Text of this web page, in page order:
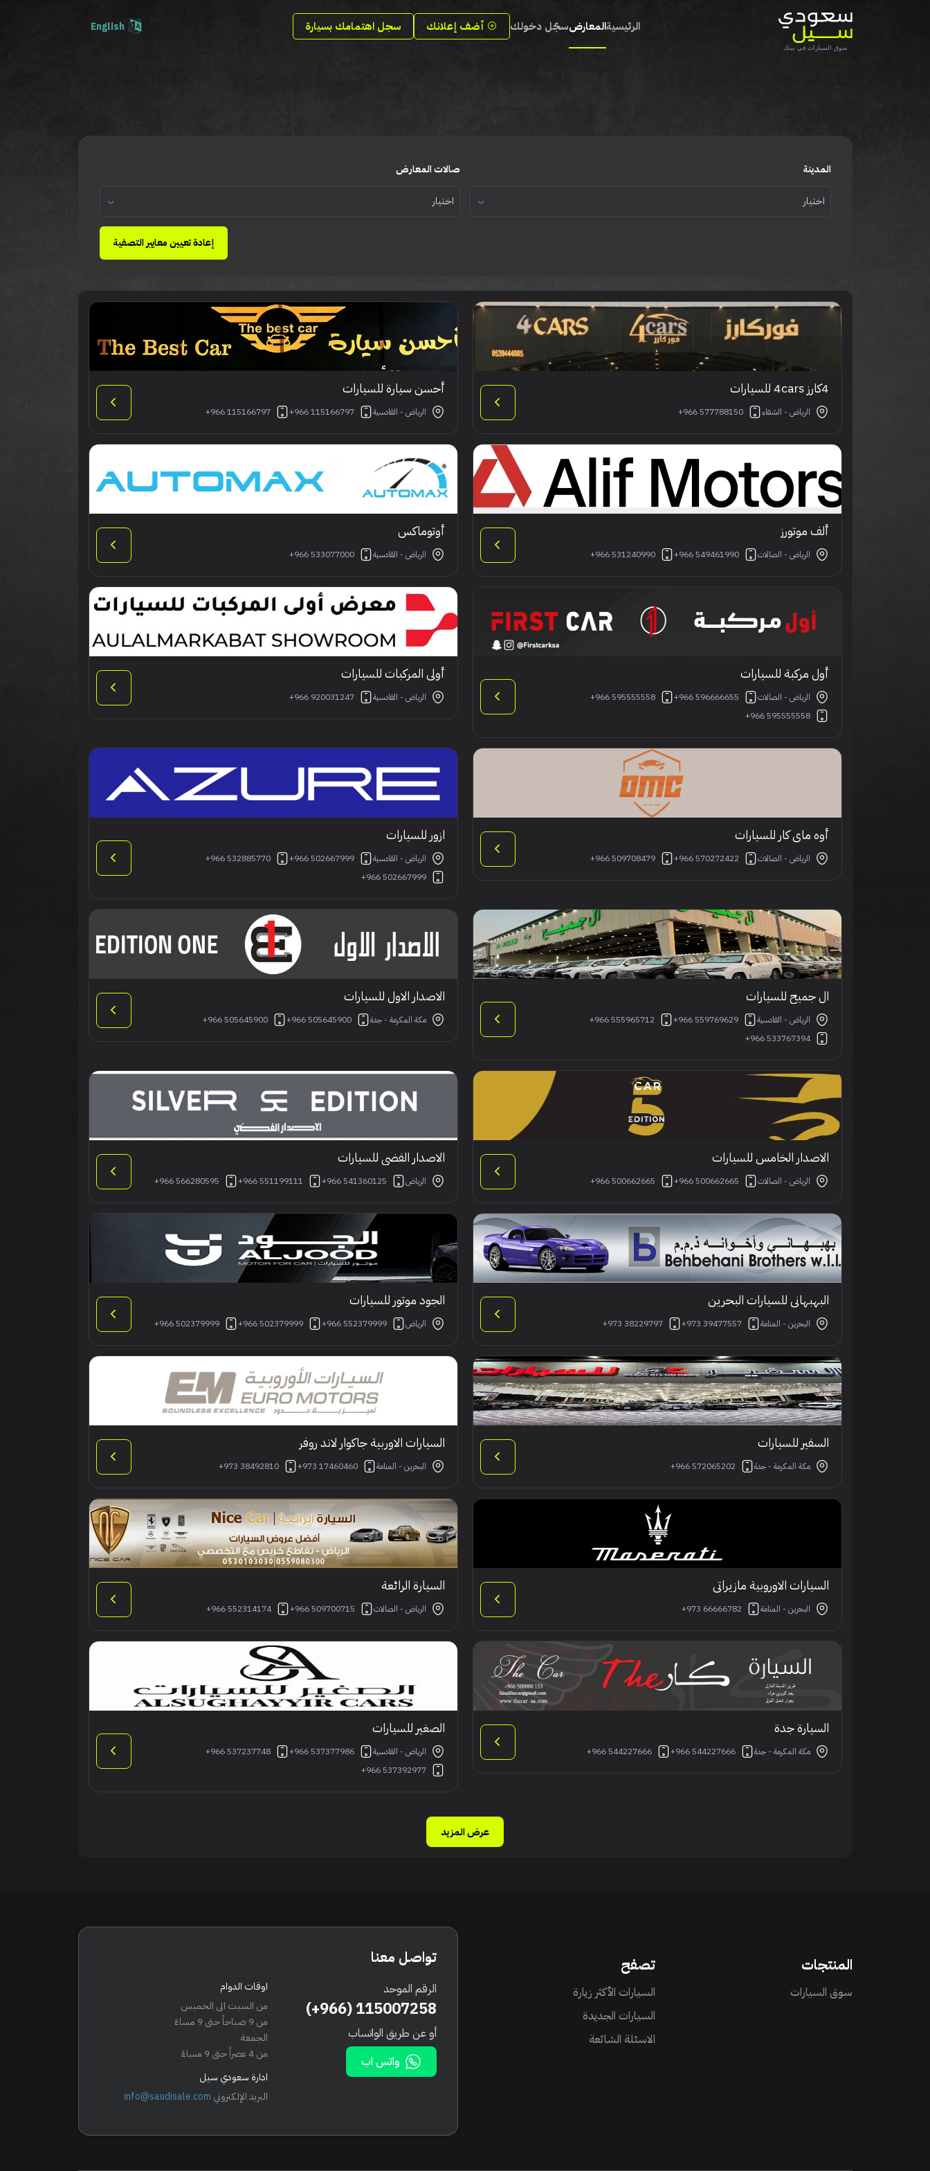
الرئيسيةالمعارضسجّل دخولك أضف إعلانك سجل اهتمامك بسيارة English
المدينة
اختيار
صالات المعارض
اختيار
إعادة تعيين معايير التصفية
4كارز 4cars للسيارات
الرياض - الشفاء +966 577788150
أحسن سيارة للسيارات
الرياض - القادسية +966 115166797
+966 115166797
ألف موتورز
الرياض - الصالات +966 549461990
+966 531240990
أوتوماكس
الرياض - القادسية +966 533077000
أول مركبة للسيارات
الرياض - الصالات +966 596666655
+966 595555558
+966 595555558
أولى المركبات للسيارات
الرياض - القادسية +966 920031247
أوه ماي كار للسيارات
الرياض - الصالات +966 570272422
+966 509708479
ازور للسيارات
الرياض - القادسية +966 502667999
+966 532885770
+966 502667999
ال جميح للسيارات
الرياض - القادسية +966 559769629
+966 555965712
+966 533767394
الاصدار الاول للسيارات
مكة المكرمة - جدة +966 505645900
+966 505645900
الاصدار الخامس للسيارات
الرياض - الصالات +966 500662665
+966 500662665
الاصدار الفضي للسيارات
الرياض +966 541360125
+966 551199111
+966 566280595
البهبهاني للسيارات البحرين
البحرين - المنامة +973 39477557
+973 38229797
الجود موتور للسيارات
الرياض +966 552379999
+966 502379999
+966 502379999
السفير للسيارات
مكة المكرمة - جدة +966 572065202
السيارات الاوربية جاكوار لاند روفر
البحرين - المنامة +973 17460460
+973 38492810
السيارات الاوروبية مازيراتي
البحرين - المنامة +973 66666782
السيارة الرائعة
الرياض - الصالات +966 509700715
+966 552314174
السيارة جدة
مكة المكرمة - جدة +966 544227666
+966 544227666
الصغير للسيارات
الرياض - القادسية +966 537377986
+966 537237748
+966 537392977
عرض المزيد
المنتجات
سوق السيارات
تصفح
السيارات الأكثر زيارة
السيارات الجديدة
الاسئلة الشائعة
تواصل معنا
الرقم الموحد
(+966) 115007258
أو عن طريق الواتساب
واتس اب
اوقات الدوام
من السبت الى الخميس
من 9 صباحاً حتى 9 مساءً
الجمعة
من 4 عصراً حتى 9 مساءً
ادارة سعودي سيل
البريد الإلكتروني info@saudisale.com